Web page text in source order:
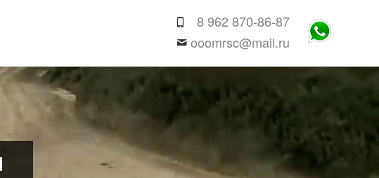
8 962 870-86-87
ooomrsc@mail.ru